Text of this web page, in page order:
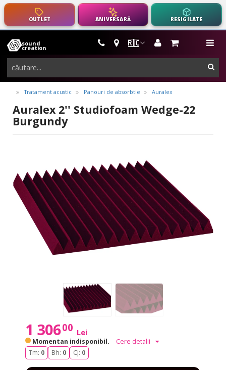
OUTLET ANIVERSARĂ RESIGILATE
🇷🇴
sound
creation
instrumente
muzicale,
echipamente
pro-
audio
Tratament acustic Panouri de absorbtie Auralex
Auralex 2'' Studiofoam Wedge-22
Burgundy
1 30600 Lei
Momentan indisponibil.
Cere detalii
Tm: 0 Bh: 0 Cj: 0